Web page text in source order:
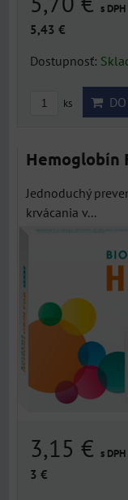
s DPH
5,43 €
Dostupnosť:
ks
Hemoglobín
Jednoduchý
krvácania v...
3,15 € s DPH
3 €